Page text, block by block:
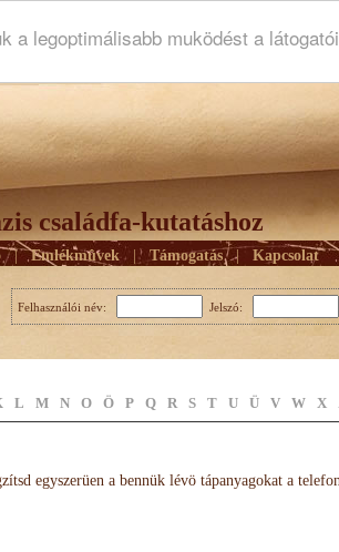
legoptimálisabb muködést a
családfa-kutatáshoz
| Emlékmûvek | Támogatás | Kapcsolat
Felhasználói név: Jelszó:
L M N O Ö P Q R S T U Ü V W X
egyszerüen a bennük lévö tápanyagokat a